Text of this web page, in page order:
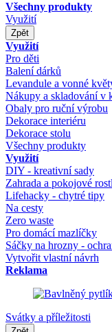
Všechny produkty
Využití
Zpět
Využití
Pro děti
Balení dárků
Levandule a vonné
Nákupy a skladování v
Obaly pro ruční výrobu
Dekorace interiéru
Dekorace stolu
Všechny produkty
Využití
DIY - kreativní sady
Zahrada a pokojové
Lifehacky - chytré tipy
Na cesty
Zero waste
Pro domácí mazlíčky
Sáčky na hrozny -
Vytvořit vlastní návrh
Reklama
Svátky a příležitosti